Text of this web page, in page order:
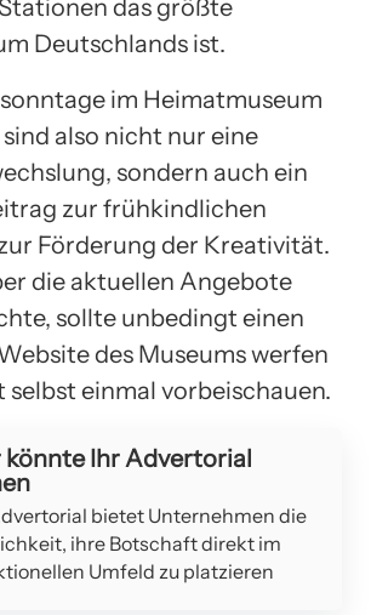
das größte
Deutschlands ist.
im Heimatmuseum
also nicht nur eine
sondern auch ein
zur frühkindlichen
Förderung der Kreativität.
die aktuellen Angebote
sollte unbedingt einen
des Museums werfen
selbst einmal vorbeischauen.
könnte Ihr Advertorial
bietet Unternehmen die
ihre Botschaft direkt im
Umfeld zu platzieren